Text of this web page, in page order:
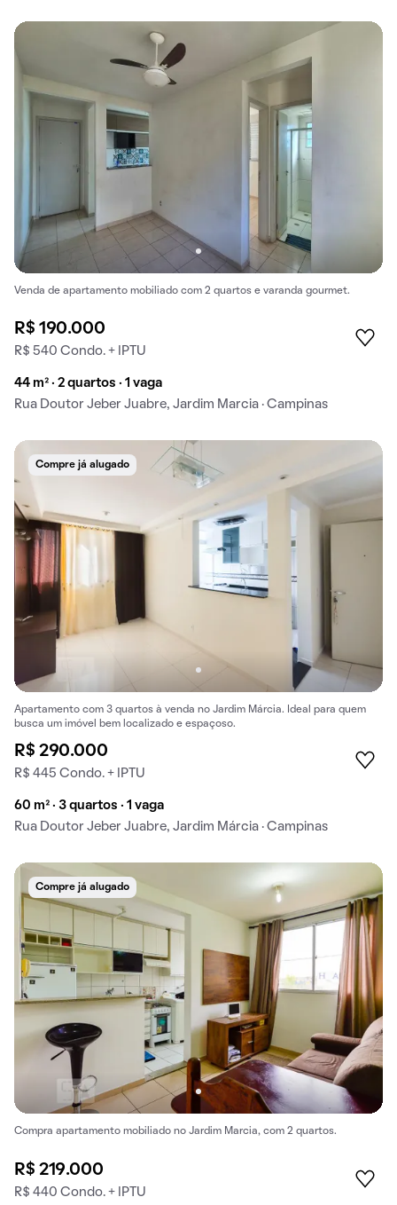
Venda de apartamento mobiliado com 2 quartos e varanda gourmet.
R$ 190.000
R$ 540 Condo. + IPTU
44 m² · 2 quartos · 1 vaga
Rua Doutor Jeber Juabre, Jardim Marcia · Campinas
Compre já alugado
Apartamento com 3 quartos à venda no Jardim Márcia. Ideal para quem
busca um imóvel bem localizado e espaçoso.
R$ 290.000
R$ 445 Condo. + IPTU
60 m² · 3 quartos · 1 vaga
Rua Doutor Jeber Juabre, Jardim Márcia · Campinas
Compre já alugado
Compra apartamento mobiliado no Jardim Marcia, com 2 quartos.
R$ 219.000
R$ 440 Condo. + IPTU